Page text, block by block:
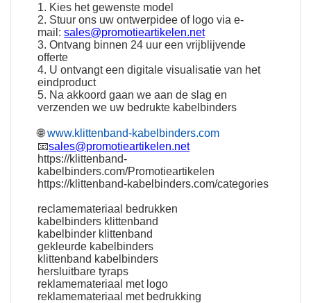
1. Kies het gewenste model
2. Stuur ons uw ontwerpidee of logo via e-
mail:sales@promotieartikelen.net
3. Ontvang binnen 24 uur een vrijblijvende
offerte
4. U ontvangt een digitale visualisatie van het
eindproduct
5. Na akkoord gaan we aan de slag en
verzenden we uw bedrukte kabelbinders
🌐www.klittenband-kabelbinders.com
📧sales@promotieartikelen.net
https://klittenband-
kabelbinders.com/Promotieartikelen
https://klittenband-kabelbinders.com/categories
reclamemateriaal bedrukken
kabelbinders klittenband
kabelbinder klittenband
gekleurde kabelbinders
klittenband kabelbinders
hersluitbare tyraps
reklamemateriaal met logo
reklamemateriaal met bedrukking